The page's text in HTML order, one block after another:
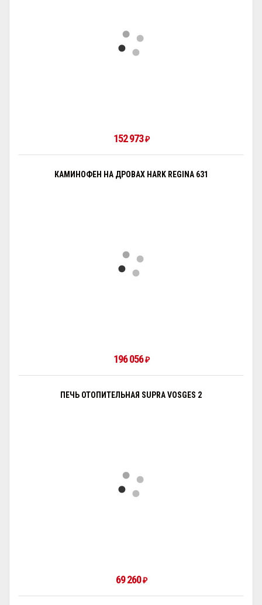
152 973₽
КАМИНОФЕН НА ДРОВАХ HARK REGINA 631
196 056₽
ПЕЧЬ ОТОПИТЕЛЬНАЯ SUPRA VOSGЕS 2
69 260₽